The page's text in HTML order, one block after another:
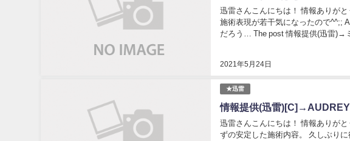
2021年5月24日
迅雷さんこんにちは！ 情報ありが
施術表現が若干気になったので^^;;
だろう… The post 情報提供(迅雷)→
★迅雷
情報提供(迅雷
迅雷さんこんにちは！ 情報ありが
ずの安定した施術内容。 久しぶり